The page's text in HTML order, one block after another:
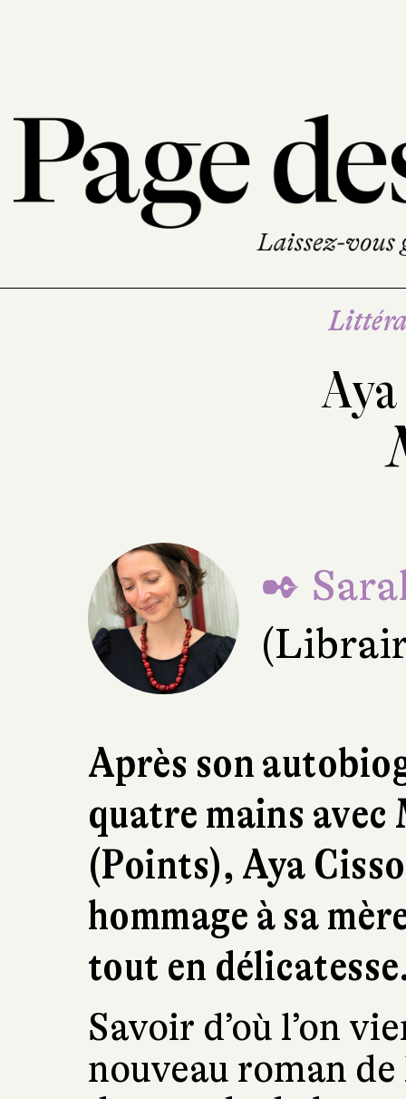
✒
Après son
quatre mains
(Points), Aya
hommage à sa
tout en
Savoir d’où l’on
nouveau roman